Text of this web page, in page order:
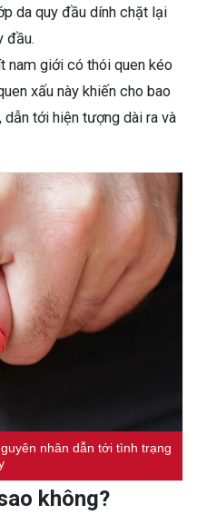
da quy đầu dính chặt lại
đầu.
nam giới có thói quen kéo
xấu này khiến cho bao
dẫn tới hiện tượng dài ra và
nhân dẫn tới tình trạng
không?